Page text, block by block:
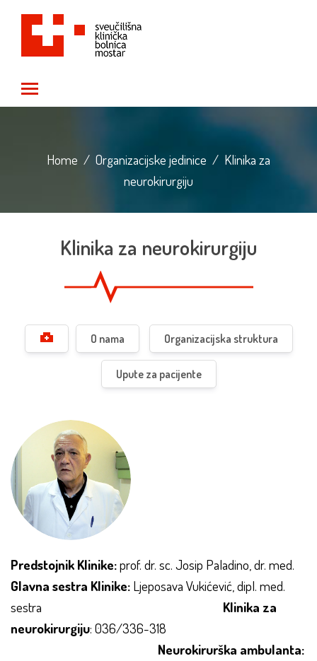
Home / Organizacijske jedinice / Klinika za
neurokirurgiju
Klinika za neurokirurgiju
O nama Organizacijska struktura
Upute za pacijente
Predstojnik Klinike:prof. dr. sc. Josip Paladino, dr. med.
Glavna sestra Klinike: Ljeposava Vukićević, dipl. med.
sestra
Klinika za
neurokirurgiju: 036/336-318
Neurokirurška ambulanta: